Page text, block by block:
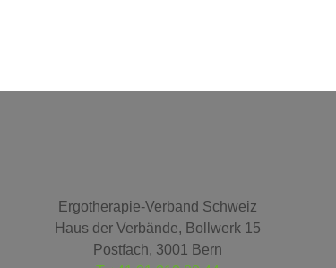
Ergotherapie-Verband Schweiz
Haus der Verbände, Bollwerk 15
Postfach, 3001 Bern